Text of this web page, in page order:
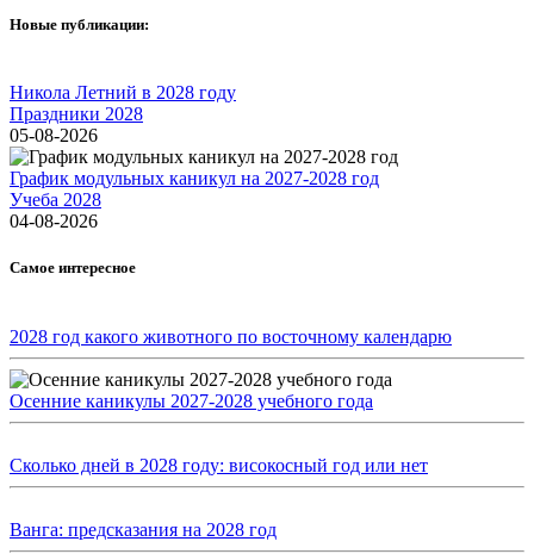
Новые публикации:
Никола Летний в 2028 году
Праздники 2028
05-08-2026
График модульных каникул на 2027-2028 год
Учеба 2028
04-08-2026
Самое интересное
2028 год какого животного по восточному календарю
Осенние каникулы 2027-2028 учебного года
Сколько дней в 2028 году: високосный год или нет
Ванга: предсказания на 2028 год